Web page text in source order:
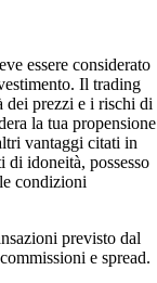
essere considerato
Il trading
dei prezzi e i rischi di
la tua propensione
vantaggi citati in
di idoneità, possesso
condizioni
previsto dal
e spread.